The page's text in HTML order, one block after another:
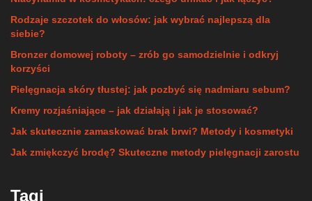
Rodzaje szczotek do włosów: jak wybrać najlepszą dla
siebie?
Bronzer domowej roboty – zrób go samodzielnie i odkryj
korzyści
Pielęgnacja skóry tłustej: jak pozbyć się nadmiaru sebum?
Kremy rozjaśniające – jak działają i jak je stosować?
Jak skutecznie zamaskować brak brwi? Metody i kosmetyki
Jak zmiękczyć brodę? Skuteczne metody pielęgnacji zarostu
Tagi